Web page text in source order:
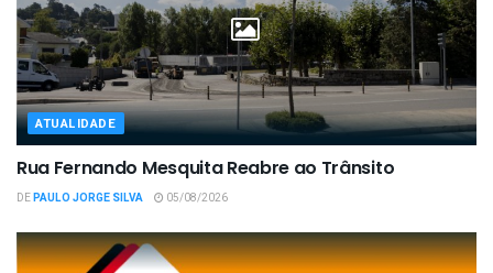
ATUALIDADE
Rua Fernando Mesquita Reabre ao Trânsito
DEPAULO JORGE SILVA 05/08/2026